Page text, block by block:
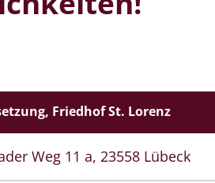
Friedhof St. Lorenz
Weg 11 a, 23558 Lübeck